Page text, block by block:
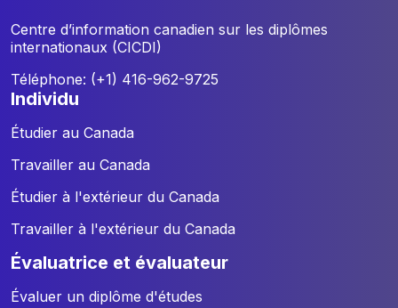
Centre d’information canadien sur les diplômes
internationaux (CICDI)
Téléphone: (+1) 416-962-9725
individu
Étudier au Canada
Travailler au Canada
Étudier à l'extérieur du Canada
Travailler à l'extérieur du Canada
évaluatrice et évaluateur
Évaluer un diplôme d'études